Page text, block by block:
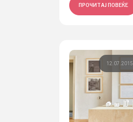
ПРОЧИТАЈ ПОВЕЌЕ
12.07.2015